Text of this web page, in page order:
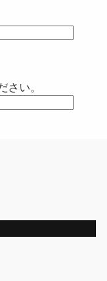
さい。